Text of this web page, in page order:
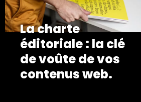
La charte
éditoriale : la clé
de voûte de vos
contenus web.